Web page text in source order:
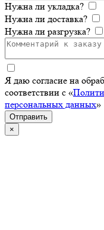
Нужна ли укладка?
Нужна ли доставка?
Нужна ли разгрузка?
Я даю согласие на
соответствии с «
персональных данных»
Отправить
×